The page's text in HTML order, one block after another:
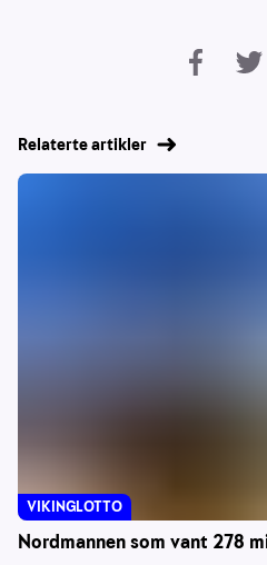
Relaterte artikler
Nordmannen som vant 278
VIKINGLOTTO